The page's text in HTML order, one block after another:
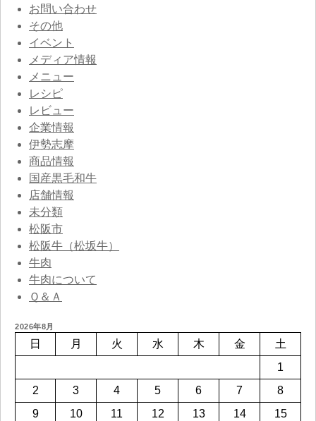
お問い合わせ
その他
イベント
メディア情報
メニュー
レシピ
レビュー
企業情報
伊勢志摩
商品情報
国産黒毛和牛
店舗情報
未分類
松阪市
松阪牛（松坂牛）
牛肉
牛肉について
Ｑ＆Ａ
2026年8月
日 月 火 水 木 金
土
1
2
3 4 5 6 7
8
9
10 11 12 13 14
15